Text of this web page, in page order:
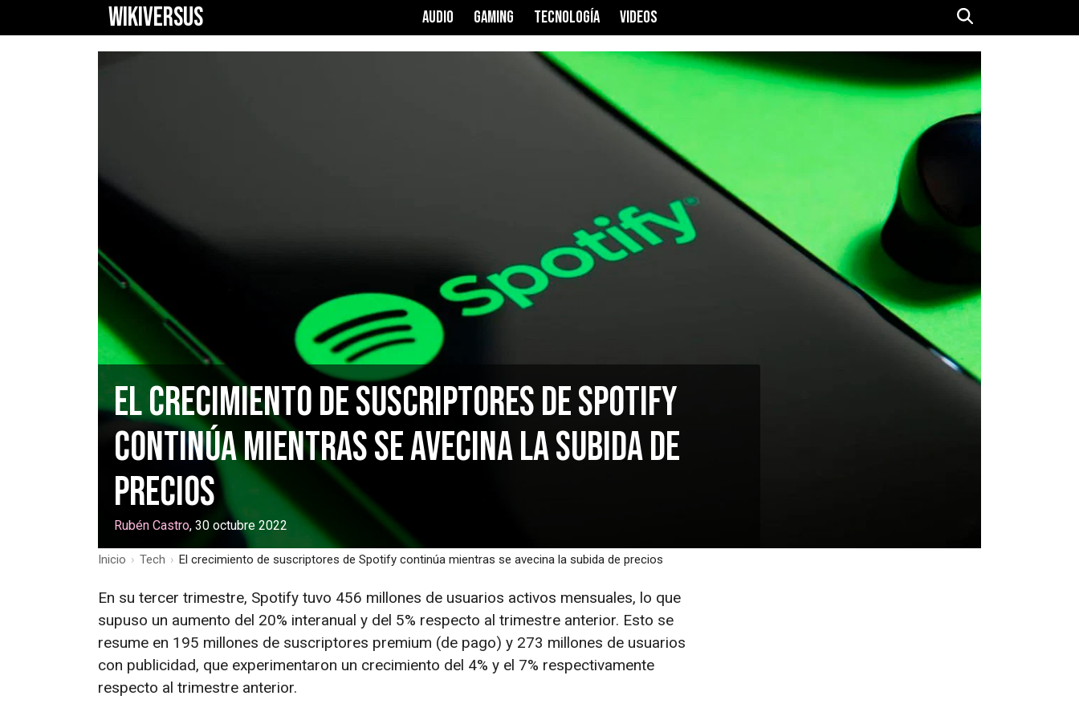
WIKIVERSUS AUDIO GAMING TECNOLOGÍA VIDEOS
El crecimiento de suscriptores de Spotify
continúa mientras se avecina la subida de
precios
Rubén Castro, 30 octubre 2022
Inicio › Tech › El crecimiento de suscriptores de Spotify continúa mientras se avecina la subida de precios
En su tercer trimestre, Spotify tuvo 456 millones de usuarios activos mensuales, lo que
supuso un aumento del 20% interanual y del 5% respecto al trimestre anterior. Esto se
resume en 195 millones de suscriptores premium (de pago) y 273 millones de usuarios
con publicidad, que experimentaron un crecimiento del 4% y el 7% respectivamente
respecto al trimestre anterior.